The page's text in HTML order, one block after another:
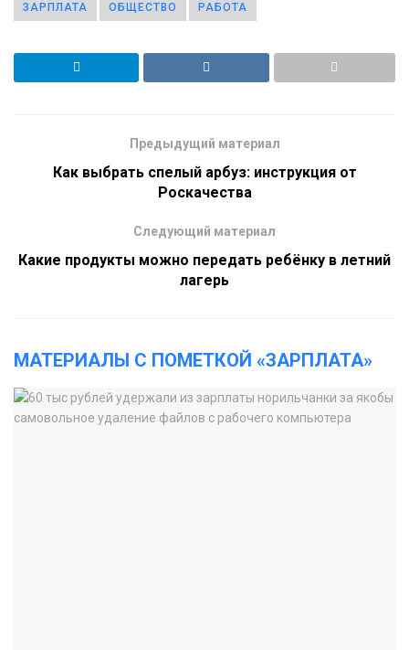
ЗАРПЛАТА ОБЩЕСТВО РАБОТА
Предыдущий материал
Как выбрать спелый арбуз: инструкция от
Роскачества
Следующий материал
Какие продукты можно передать ребёнку в летний
лагерь
МАТЕРИАЛЫ С ПОМЕТКОЙ «ЗАРПЛАТА»